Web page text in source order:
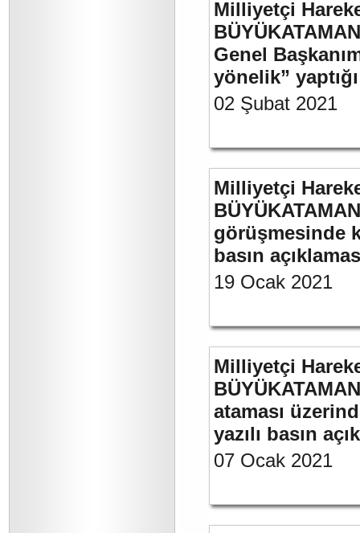
Milliyetçi
Genel
yönelik”
02 Şubat 2021
Milliyetçi
görüşmesinde
basın
19 Ocak 2021
Milliyetçi
ataması
yazılı basın
07 Ocak 2021